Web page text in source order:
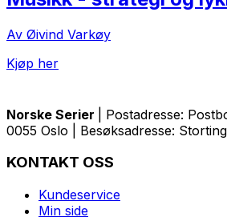
Av Øivind Varkøy
Kjøp her
Norske Serier
| Postadresse:
0055 Oslo | Besøksadresse:
KONTAKT OSS
Kundeservice
Min side